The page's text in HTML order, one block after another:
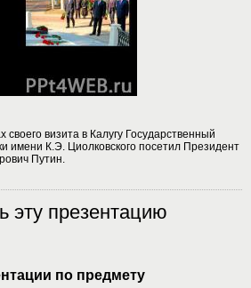
своего визита в Калугу Государственный
имени К.Э. Циолковского посетил Президент
Путин.
эту презентацию
по предмету